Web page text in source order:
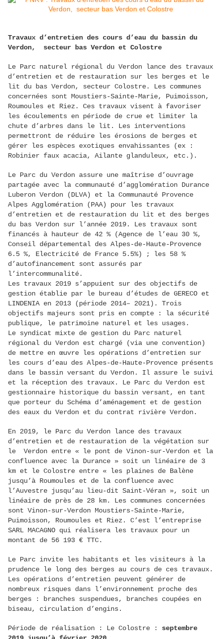
Travaux d’entretien des cours d’eau du bassin du
Verdon, secteur bas Verdon et Colostre
Le Parc naturel régional du Verdon lance des travaux
d’entretien et de restauration sur les berges et le
lit du bas Verdon, secteur Colostre. Les communes
concernées sont Moustiers-Sainte-Marie, Puimoisson,
Roumoules et Riez. Ces travaux visent à favoriser
les écoulements en période de crue et limiter la
chute d’arbres dans le lit. Les interventions
permettront de réduire les érosions de berges et
gérer les espèces exotiques envahissantes (ex :
Robinier faux acacia, Ailante glanduleux, etc.).
Le Parc du Verdon assure une maîtrise d’ouvrage
partagée avec la communauté d’agglomération Durance
Luberon Verdon (DLVA) et la Communauté Provence
Alpes Agglomération (PAA) pour les travaux
d’entretien et de restauration du lit et des berges
du bas Verdon sur l’année 2019. Les travaux sont
financés à hauteur de 42 % (Agence de l’eau 30 %,
Conseil départemental des Alpes-de-Haute-Provence
6.5 %, Electricité de France 5.5%) ; les 58 %
d’autofinancement sont assurés par
l’intercommunalité.
Les travaux 2019 s’appuient sur des objectifs de
gestion établie par le bureau d’études de GERECO et
LINDENIA en 2013 (période 2014– 2021). Trois
objectifs majeurs sont pris en compte : la sécurité
publique, le patrimoine naturel et les usages.
Le syndicat mixte de gestion du Parc naturel
régional du Verdon est chargé (via une convention)
de mettre en œuvre les opérations d’entretien sur
les cours d’eau des Alpes-de-Haute-Provence présents
dans le bassin versant du Verdon. Il assure le suivi
et la réception des travaux. Le Parc du Verdon est
gestionnaire historique du bassin versant, en tant
que porteur du Schéma d’aménagement et de gestion
des eaux du Verdon et du contrat rivière Verdon.
En 2019, le Parc du Verdon lance des travaux
d’entretien et de restauration de la végétation sur
le Verdon entre « le pont de Vinon-sur-Verdon et la
confluence avec la Durance » soit un linéaire de 3
km et le Colostre entre « les plaines de Balène
jusqu’à Roumoules et de la confluence avec
l’Auvestre jusqu’au lieu-dit Saint-Véran », soit un
linéaire de près de 28 km. Les communes concernées
sont Vinon-sur-Verdon Moustiers-Sainte-Marie,
Puimoisson, Roumoules et Riez. C’est l’entreprise
SARL MACAGNO qui réalisera les travaux pour un
montant de 56 193 € TTC.
Le Parc invite les habitants et les visiteurs à la
prudence le long des berges au cours de ces travaux.
Les opérations d’entretien peuvent générer de
nombreux risques dans l’environnement proche des
berges : branches suspendues, branches coupées en
biseau, circulation d’engins.
Période de réalisation : Le Colostre : septembre